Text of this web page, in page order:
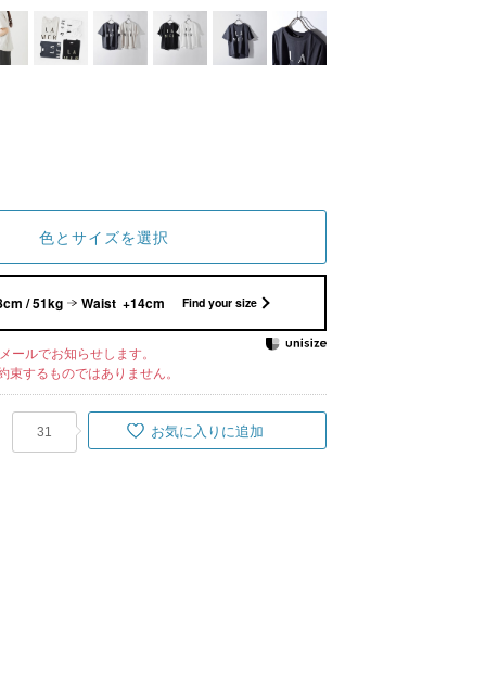
色とサイズを選択
/ 51kg Waist +14cm Find your size
ールでお知らせします。
するものではありません。
31 お気に入りに追加